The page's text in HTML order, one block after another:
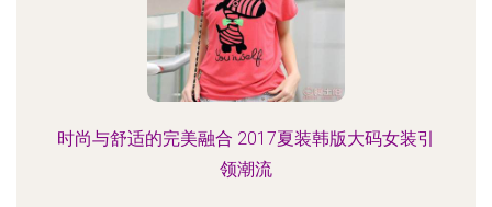
时尚与舒适的完美融合 2017夏装韩版大码女装引
领潮流